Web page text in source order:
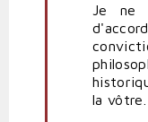
réponse
Très
intéressant
RST
Je ne
la vôtre.